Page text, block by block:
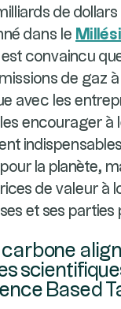
de dollars
dans le
est convaincu
de gaz
avec les
encourager à
la planète,
de valeur à
et ses parties
Based